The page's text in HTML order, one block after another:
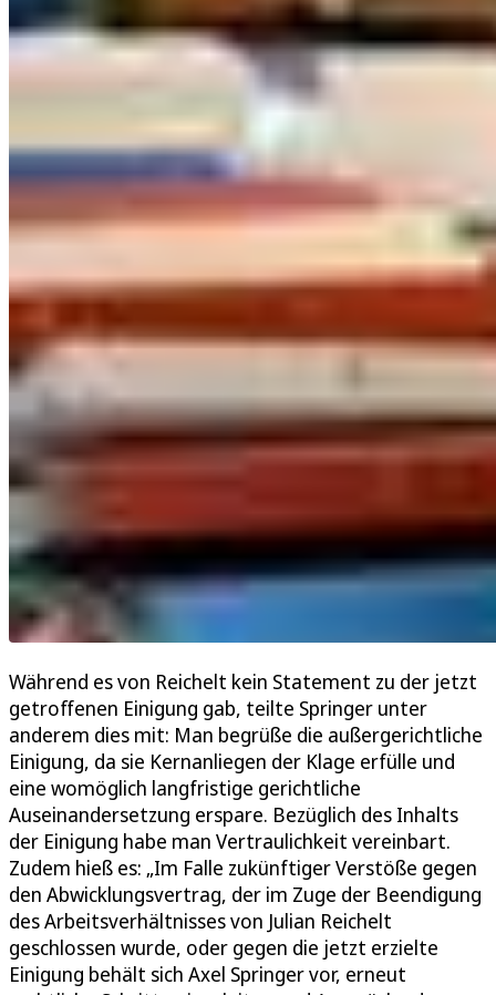
Während es von Reichelt kein Statement zu der jetzt
getroffenen Einigung gab, teilte Springer unter
anderem dies mit: Man begrüße die außergerichtliche
Einigung, da sie Kernanliegen der Klage erfülle und
eine womöglich langfristige gerichtliche
Auseinandersetzung erspare. Bezüglich des Inhalts
der Einigung habe man Vertraulichkeit vereinbart.
Zudem hieß es: „Im Falle zukünftiger Verstöße gegen
den Abwicklungsvertrag, der im Zuge der Beendigung
des Arbeitsverhältnisses von Julian Reichelt
geschlossen wurde, oder gegen die jetzt erzielte
Einigung behält sich Axel Springer vor, erneut